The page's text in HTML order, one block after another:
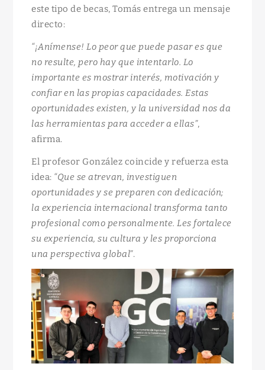
este tipo de becas, Tomás entrega un mensaje
directo:
“¡Anímense! Lo peor que puede pasar es que
no resulte, pero hay que intentarlo. Lo
importante es mostrar interés, motivación y
confiar en las propias capacidades. Estas
oportunidades existen, y la universidad nos da
las herramientas para acceder a ellas”,
afirma.
El profesor González coincide y refuerza esta
idea: “Que se atrevan, investiguen
oportunidades y se preparen con dedicación;
la experiencia internacional transforma tanto
profesional como personalmente. Les fortalece
su experiencia, su cultura y les proporciona
una perspectiva global”.